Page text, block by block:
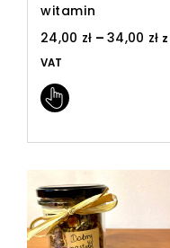
witamin
24,00 zł – 34,00 zł z
VAT